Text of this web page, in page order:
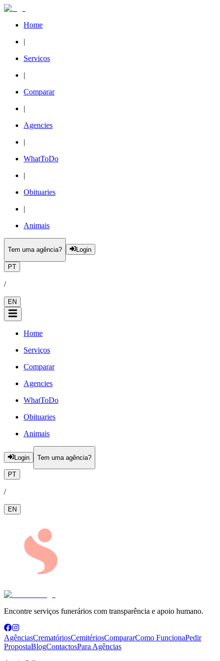
Home
|
Serviços
|
Comparar
|
Agencies
|
WhatToDo
|
Obituaries
|
Animais
Tem uma agência? Login
PT
/
EN
Home
Serviços
Comparar
Agencies
WhatToDo
Obituaries
Animais
Login Tem uma agência?
PT
/
EN
Encontre serviços funerários com transparência e apoio humano.
AgênciasCrematóriosCemitériosCompararComo FuncionaPedir
PropostaBlogContactosPara Agências